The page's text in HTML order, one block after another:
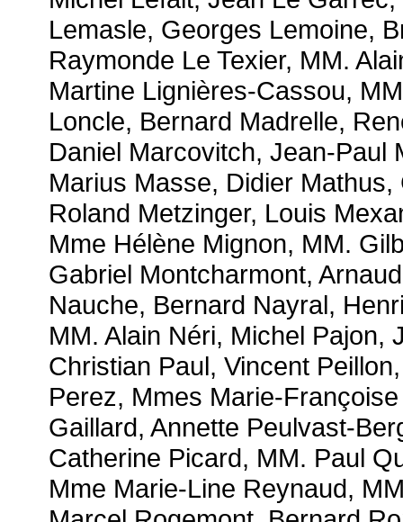
Lemasle, Georges Lemoine,
Raymonde Le Texier, MM.
Martine Lignières-Cassou,
Loncle, Bernard Madrelle,
Daniel Marcovitch, Jean-Paul
Marius Masse, Didier
Roland Metzinger, Louis
Mme Hélène Mignon, MM.
Gabriel Montcharmont,
Nauche, Bernard Nayral,
MM. Alain Néri, Michel Pajon,
Christian Paul, Vincent
Perez, Mmes Marie-
Gaillard, Annette Peulvast-
Catherine Picard, MM. Paul
Mme Marie-Line Reynaud,